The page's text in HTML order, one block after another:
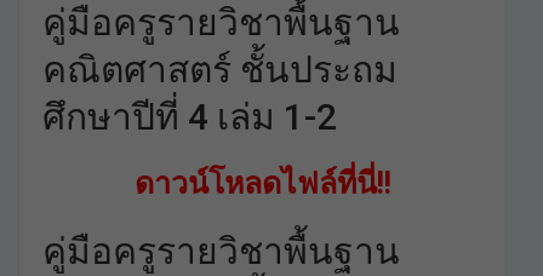
คู่มือครูรายวิชาพื้นฐาน
คณิตศาสตร์ ชั้นประถม
ศึกษาปีที่ 4 เล่ม 1-2
ดาวน์โหลดไฟล์ที่นี่!!
คู่มือครูรายวิชาพื้นฐาน